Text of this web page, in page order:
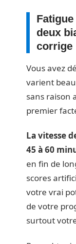
deux
corrige
Vous avez
varient
sans raison
premier
La vitesse
45 à 60
en fin de
scores
votre vrai
de votre
surtout